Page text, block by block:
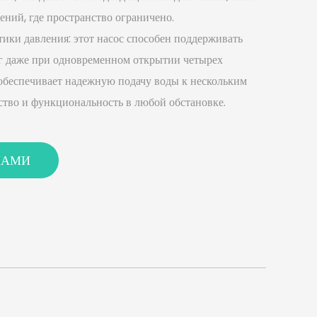
где пространство ограничено.
давления: этот насос способен поддерживать
даже при одновременном открытии четырех
надежную подачу воды к нескольким
и функциональность в любой обстановке.
постоянное давление:
насос VPHL выдерживает высокие
надежную работу даже в сложных условиях. Эта
давление, независимо от количества открытых